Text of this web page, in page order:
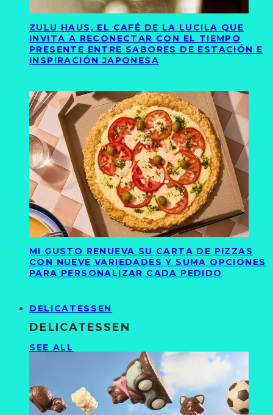
ZULU HAUS, EL CAFÉ DE LA LUCILA QUE
INVITA A RECONECTAR CON EL TIEMPO
PRESENTE ENTRE SABORES DE ESTACIÓN E
INSPIRACIÓN JAPONESA
MI GUSTO RENUEVA SU CARTA DE PIZZAS
CON NUEVE VARIEDADES Y SUMA OPCIONES
PARA PERSONALIZAR CADA PEDIDO
DELICATESSEN
DELICATESSEN
SEE ALL